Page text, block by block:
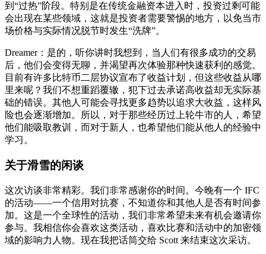
到“过热”阶段。特别是在传统金融资本进入时，投资过剩可能
会出现在某些领域，这就是投资者需要警惕的地方，以免当市
场价格与实际情况脱节时发生“洗牌”。
Dreamer：是的，听你讲时我想到，当人们有很多成功的交易
后，他们会变得无聊，并渴望再次体验那种快速获利的感觉。
目前有许多比特币二层协议宣布了收益计划，但这些收益从哪
里来呢？我们不想重蹈覆辙，犯下过去承诺高收益却无实际基
础的错误。其他人可能会寻找更多趋势以追求大收益，这样风
险也会逐渐增加。所以，对于那些经历过上轮牛市的人，希望
他们能吸取教训，而对于新人，也希望他们能从他人的经验中
学习。
关于滑雪的闲谈
这次访谈非常精彩。我们非常感谢你的时间。今晚有一个 IFC
的活动——一个信用对抗赛，不知道你和其他人是否有时间参
加。这是一个全球性的活动，我们非常希望未来有机会邀请你
参与。我相信你会喜欢这类活动，喜欢比赛和活动中的加密领
域的影响力人物。现在我把话筒交给 Scott 来结束这次采访。